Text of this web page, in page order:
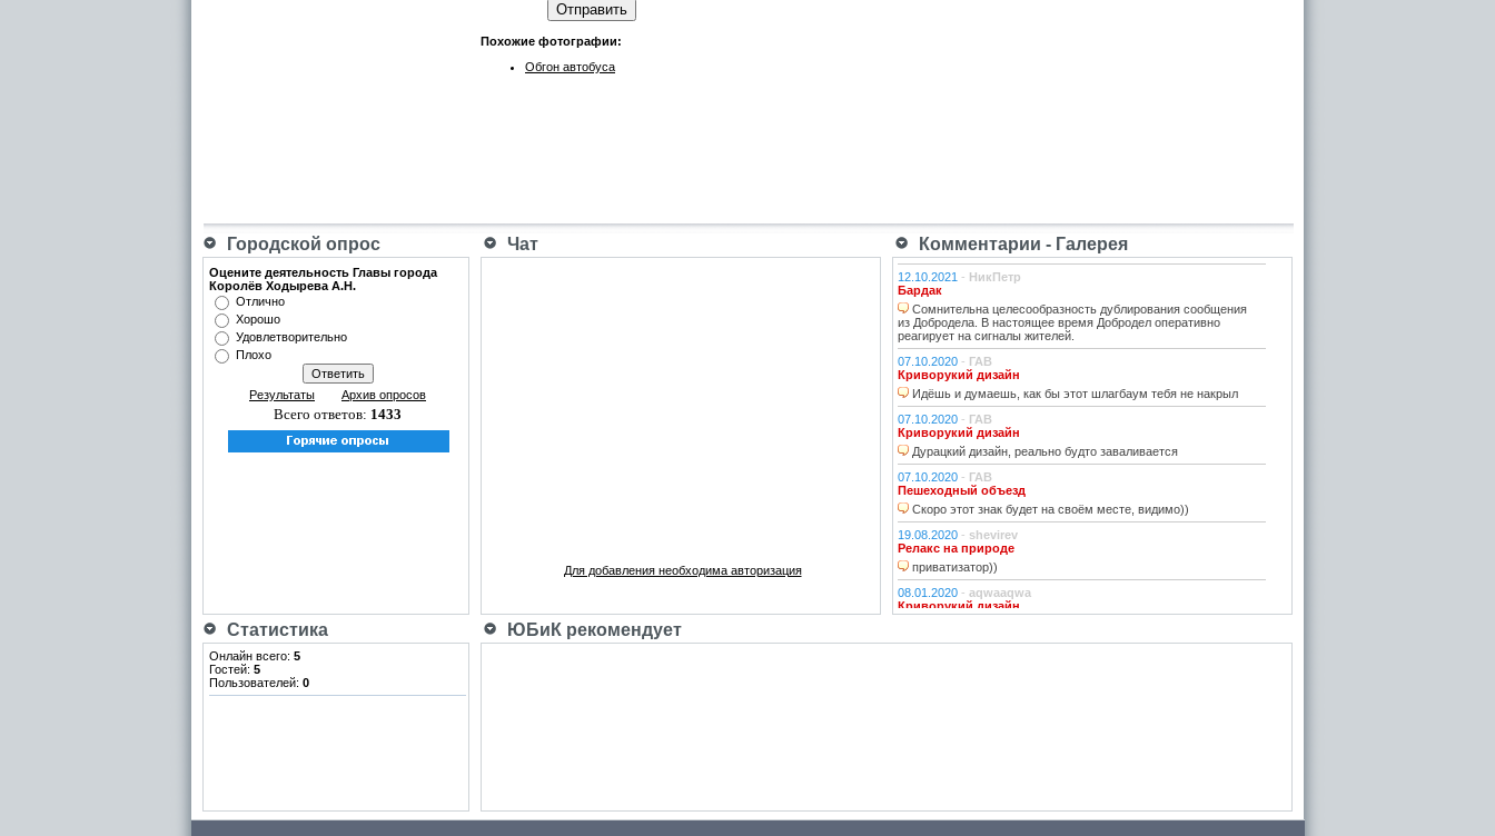
Отправить
Похожие фотографии:
Обгон автобуса
Городской опрос Чат Комментарии - Галерея
Оцените деятельность Главы города
Королёв Ходырева А.Н.
Отлично
Хорошо
Удовлетворительно
Плохо
Результаты Архив опросов
Всего ответов: 1433
Для добавления необходима авторизация
12.10.2021 - НикПетр
Бардак
Сомнительна целесообразность дублирования сообщения
из Добродела. В настоящее время Добродел оперативно
реагирует на сигналы жителей.
07.10.2020 - ГАВ
Криворукий дизайн
Идёшь и думаешь, как бы этот шлагбаум тебя не накрыл
07.10.2020 - ГАВ
Криворукий дизайн
Дурацкий дизайн, реально будто заваливается
07.10.2020 - ГАВ
Пешеходный объезд
Скоро этот знак будет на своём месте, видимо))
19.08.2020 - shevirev
Релакс на природе
приватизатор))
08.01.2020 - aqwaaqwa
Криворукий дизайн
По предпросмотру фото показалось, что это гриб в листьях
Статистика ЮБиК рекомендует
Онлайн всего: 5
Гостей: 5
Пользователей: 0